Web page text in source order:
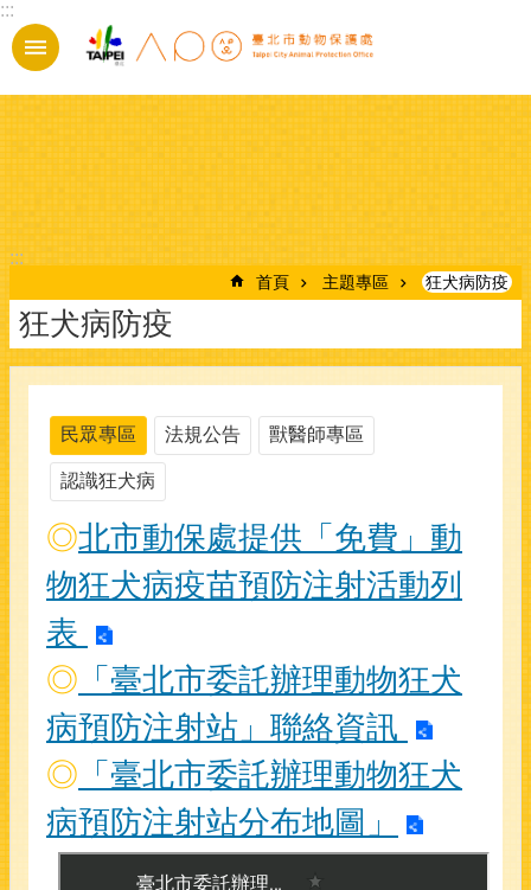
跳到主要內容區塊
:::
:::
首頁 主題專區 狂犬病防疫
狂犬病防疫
民眾專區 法規公告 獸醫師專區
認識狂犬病
◎北市動保處提供「免費」動
物狂犬病疫苗預防注射活動列
表
◎ 「臺北市委託辦理動物狂犬
病預防注射站」聯絡資訊
◎ 「臺北市委託辦理動物狂犬
病預防注射站分布地圖」